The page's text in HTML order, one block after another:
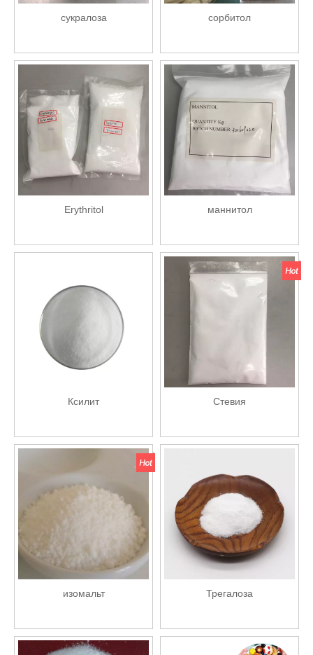
сукралоза сорбитол
Erythritol маннитол
Ксилит Стевия
изомальт Трегалоза